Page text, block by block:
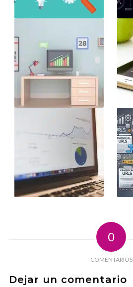
0
COMENTARIOS
Dejar un comentario